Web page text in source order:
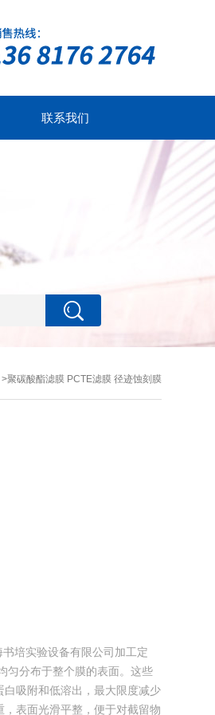
联系我们
聚碳酸酯滤膜 PCTE滤膜 径迹蚀刻膜
培实验设备有限公司加工定
匀分布于整个膜的表面。这些
吸附和低溶出，最大限度减少
表面光滑平整，便于对截留物